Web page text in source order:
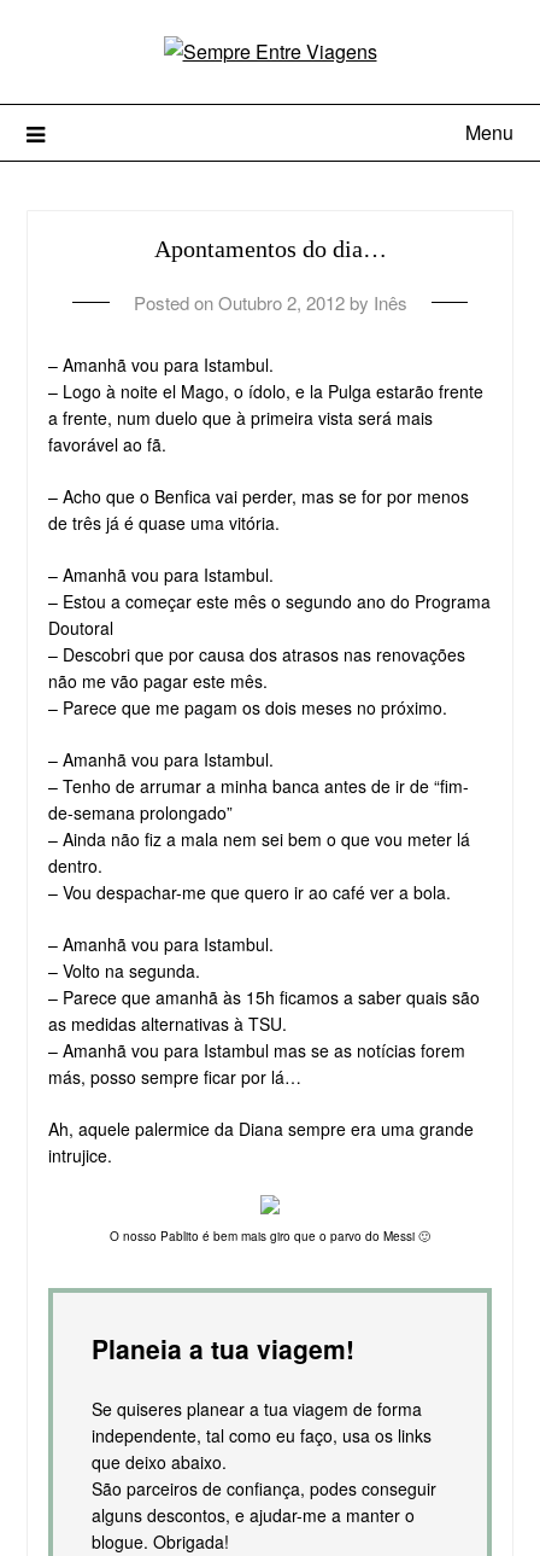
Menu
Apontamentos do dia…
Posted onOutubro 2, 2012by Inês
– Amanhã vou para Istambul.
– Logo à noite el Mago, o ídolo, e la Pulga estarão frente
a frente, num duelo que à primeira vista será mais
favorável ao fã.
– Acho que o Benfica vai perder, mas se for por menos
de três já é quase uma vitória.
– Amanhã vou para Istambul.
– Estou a começar este mês o segundo ano do Programa
Doutoral
– Descobri que por causa dos atrasos nas renovações
não me vão pagar este mês.
– Parece que me pagam os dois meses no próximo.
– Amanhã vou para Istambul.
– Tenho de arrumar a minha banca antes de ir de “fim-
de-semana prolongado”
– Ainda não fiz a mala nem sei bem o que vou meter lá
dentro.
– Vou despachar-me que quero ir ao café ver a bola.
– Amanhã vou para Istambul.
– Volto na segunda.
– Parece que amanhã às 15h ficamos a saber quais são
as medidas alternativas à TSU.
– Amanhã vou para Istambul mas se as notícias forem
más, posso sempre ficar por lá…
Ah, aquele palermice da Diana sempre era uma grande
intrujice.
O nosso Pablito é bem mais giro que o parvo do Messi 🙂
Planeia a tua viagem!
Se quiseres planear a tua viagem de forma
independente, tal como eu faço, usa os links
que deixo abaixo.
São parceiros de confiança, podes conseguir
alguns descontos, e ajudar-me a manter o
blogue. Obrigada!